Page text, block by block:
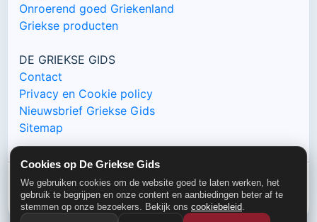
Cookies op De Griekse Gids
We gebruiken cookies om de website goed te laten werken, het
gebruik te begrijpen en onze content en aanbiedingen beter af te
stemmen op onze bezoekers. Bekijk ons cookiebeleid.
Onroerend goed Griekenland
Griekse producten
DE GRIEKSE GIDS
Contact
Privacy en Cookie policy
Nieuwsbrief Griekse Gids
Sitemap
© De Griekse Gids 2000-2026